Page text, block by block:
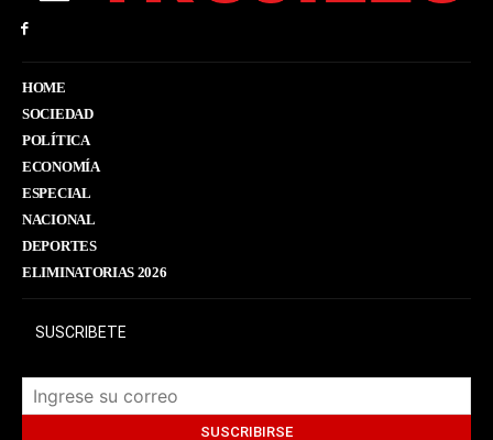
HOME
SOCIEDAD
POLÍTICA
ECONOMÍA
ESPECIAL
NACIONAL
DEPORTES
ELIMINATORIAS 2026
SUSCRIBETE